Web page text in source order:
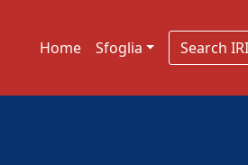
Home Sfoglia